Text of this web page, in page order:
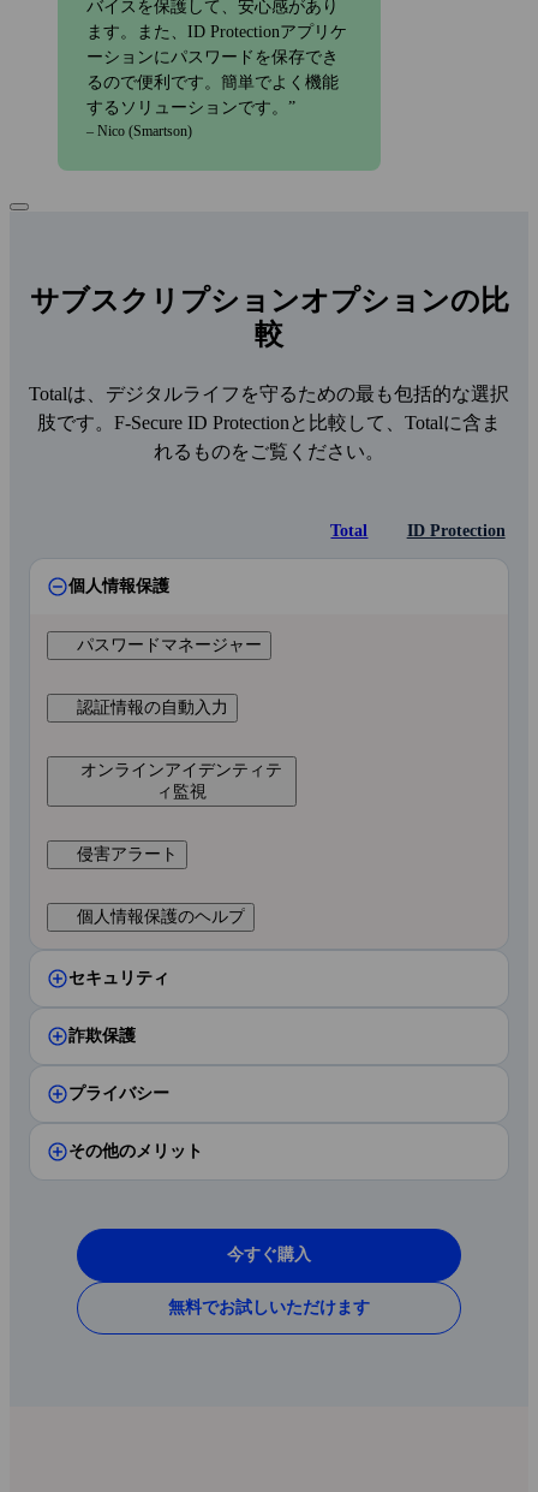
バイスを保護して、安心感があり
ます。また、ID Protectionアプリケ
ーションにパスワードを保存でき
るので便利です。簡単でよく機能
するソリューションです。
– Nico (Smartson)
サブスクリプションオプションの比
較
Totalは、デジタルライフを守るための最も包括的な選択
肢です。F‑Secure ID Protectionと比較して、Totalに含ま
れるものをご覧ください。
Total ID Protection
個人情報保護
パスワードマネージャー
認証情報の自動入力
オンラインアイデンティテ
ィ監視
侵害アラート
個人情報保護のヘルプ
セキュリティ
ウイルス対策
ランサムウェア保護
ゲームモード
OSのアップデートのチェッ
ク
詐欺保護
ショッピング保護
ブラウザ保護
フィッシング対策
プライバシー
パーソナルVPN
仮想ロケーション
キルスイッチ
その他のメリット
リモート管理
無料カスタマーサポート
今すぐ購入
無料でお試しいただけます